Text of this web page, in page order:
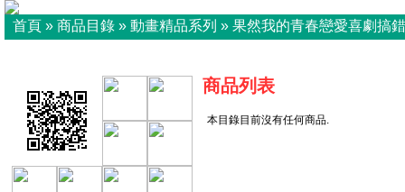
首頁 » 商品目錄 » 動畫精品系列 » 果然我的青春戀愛喜劇搞
商品列表
本目錄目前沒有任何商品.